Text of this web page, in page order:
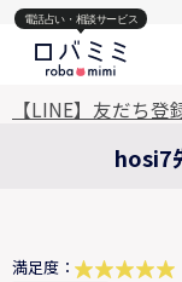
電話占い・相談サービス
【LINE】友だち
hosi7
満足度：